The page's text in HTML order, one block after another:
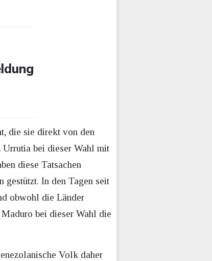
die sie direkt von den
Urrutia bei dieser Wahl mit
diese Tatsachen
gestützt. In den Tagen seit
obwohl die Länder
bei dieser Wahl die
Volk daher